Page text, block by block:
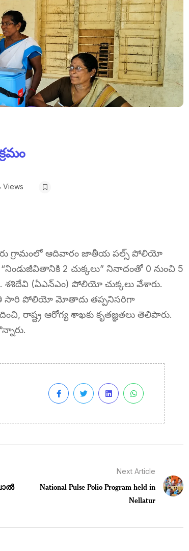
Views
గ్రామంలో ఆదివారం జాతీయ పల్స్ పోలియో
2 చుక్కలు” నినాదంతో 0 నుంచి 5
శశిదేవి (ఏఎన్‌ఎం) పోలియో చుక్కలు వేశారు.
ప్రతి సారి పోలియో మోతాదు తప్పనిసరిగా
రాష్ట్ర ఆరోగ్య శాఖకు కృతజ్ఞతలు తెలిపారు.
Next Article
National Pulse Polio Program held in
Nellatur